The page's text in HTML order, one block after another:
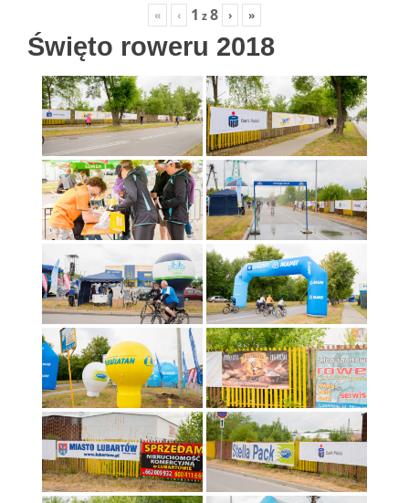
« ‹ 1 z8 › »
Święto roweru 2018